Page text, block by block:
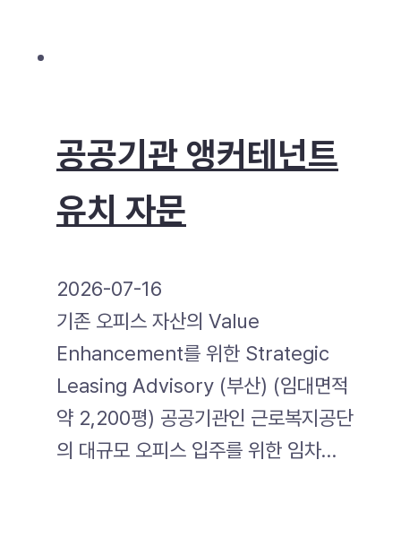
공공기관 앵커테넌트
유치 자문
2026-07-16
기존 오피스 자산의 Value
Enhancement를 위한 Strategic
Leasing Advisory (부산) (임대면적
약 2,200평) 공공기관인 근로복지공단
의 대규모 오피스 입주를 위한 임차…